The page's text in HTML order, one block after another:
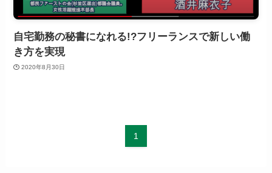
自宅勤務の秘書になれる!?フリーランスで新しい働
き方を実現
2020年8月30日
1